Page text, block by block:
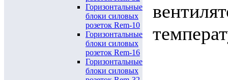
Горизонтальные
блоки силовых
розеток Rem-10
Горизонтальные
блоки силовых
розеток Rem-16
Горизонтальные
блоки силовых